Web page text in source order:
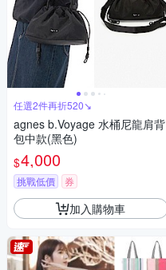
任選2件再折520↘
agnes b.Voyage 水桶尼龍肩背
包中款(黑色)
$4,000
挑戰低價 券
加入購物車